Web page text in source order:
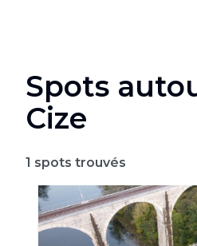
Spots
Cize
1 spots trouvés